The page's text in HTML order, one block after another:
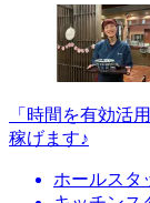
「時間を有効活
稼げます♪
ホールスタ